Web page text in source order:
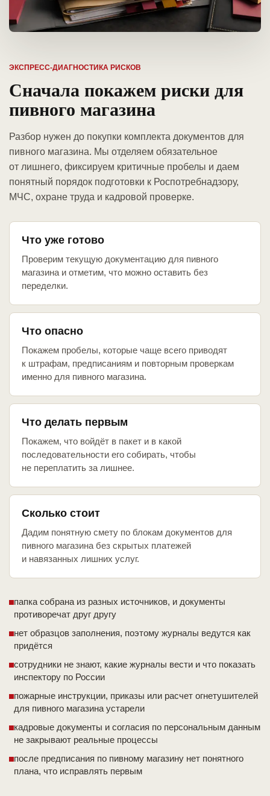
ЭКСПРЕСС-ДИАГНОСТИКА РИСКОВ
Сначала покажем риски для
пивного магазина
Разбор нужен до покупки комплекта документов для
пивного магазина. Мы отделяем обязательное
от лишнего, фиксируем критичные пробелы и даем
понятный порядок подготовки к Роспотребнадзору,
МЧС, охране труда и кадровой проверке.
Что уже готово
Проверим текущую документацию для пивного
магазина и отметим, что можно оставить без
переделки.
Что опасно
Покажем пробелы, которые чаще всего приводят
к штрафам, предписаниям и повторным проверкам
именно для пивного магазина.
Что делать первым
Покажем, что войдёт в пакет и в какой
последовательности его собирать, чтобы
не переплатить за лишнее.
Сколько стоит
Дадим понятную смету по блокам документов для
пивного магазина без скрытых платежей
и навязанных лишних услуг.
папка собрана из разных источников, и документы
противоречат друг другу
нет образцов заполнения, поэтому журналы ведутся как
придётся
сотрудники не знают, какие журналы вести и что показать
инспектору по России
пожарные инструкции, приказы или расчет огнетушителей
для пивного магазина устарели
кадровые документы и согласия по персональным данным
не закрывают реальные процессы
после предписания по пивному магазину нет понятного
плана, что исправлять первым